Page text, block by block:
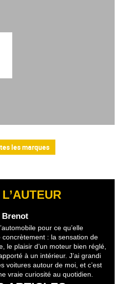
les marques
Brenot
pour ce qu’elle
concrètement : la sensation de
le plaisir d’un moteur bien réglé,
à un intérieur. J’ai grandi
voitures autour de moi, et c’est
vraie curiosité au quotidien.